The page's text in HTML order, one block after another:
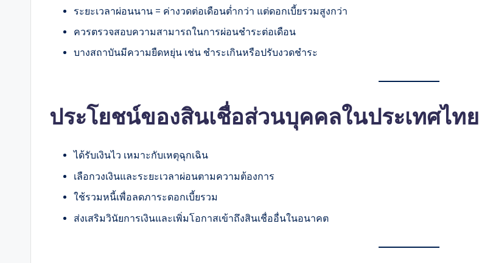
ระยะเวลาผ่อนนาน = ค่างวดต่อเดือนต่ำกว่า แต่ดอกเบี้ยรวมสูงกว่า
ควรตรวจสอบความสามารถในการผ่อนชำระต่อเดือน
บางสถาบันมีความยืดหยุ่น เช่น ชำระเกินหรือปรับงวดชำระ
ประโยชน์ของสินเชื่อส่วนบุคคลในประเทศไทย
ได้รับเงินไว เหมาะกับเหตุฉุกเฉิน
เลือกวงเงินและระยะเวลาผ่อนตามความต้องการ
ใช้รวมหนี้เพื่อลดภาระดอกเบี้ยรวม
ส่งเสริมวินัยการเงินและเพิ่มโอกาสเข้าถึงสินเชื่ออื่นในอนาคต